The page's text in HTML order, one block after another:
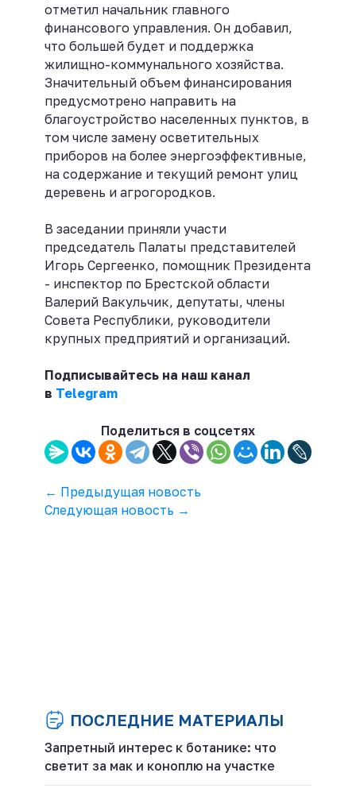
отметил начальник главного
финансового управления. Он добавил,
что большей будет и поддержка
жилищно-коммунального хозяйства.
Значительный объем финансирования
предусмотрено направить на
благоустройство населенных пунктов, в
том числе замену осветительных
приборов на более энергоэффективные,
на содержание и текущий ремонт улиц
деревень и агрогородков.
В заседании приняли участи
председатель Палаты представителей
Игорь Сергеенко, помощник Президента
- инспектор по Брестской области
Валерий Вакульчик, депутаты, члены
Совета Республики, руководители
крупных предприятий и организаций.
Подписывайтесь на наш канал
в Telegram
Поделиться в соцсетях
← Предыдущая новость
Следующая новость →
ПОСЛЕДНИЕ МАТЕРИАЛЫ
Запретный интерес к ботанике: что
светит за мак и коноплю на участке